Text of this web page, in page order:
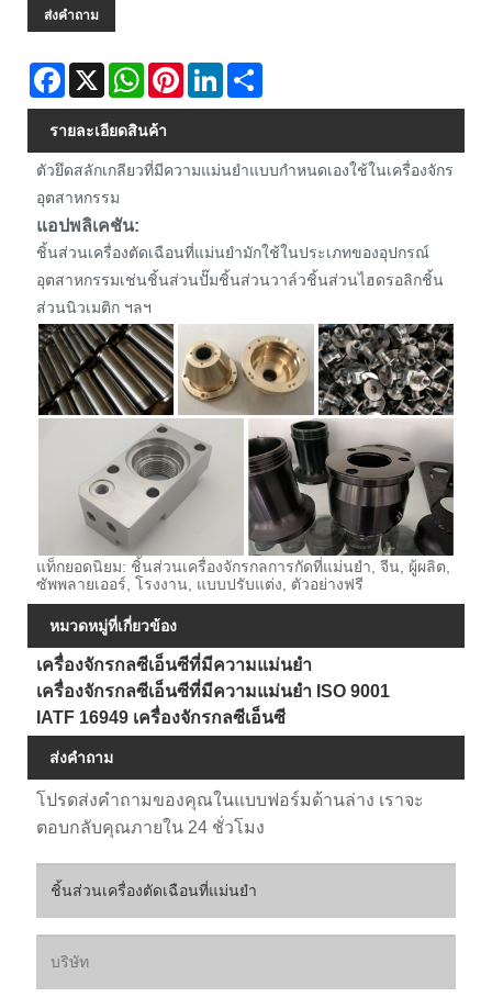
ส่งคำถาม
Facebook
X WhatsAppPinterestLinkedIn
รายละเอียดสินค้า
ตัวยึดสลักเกลียวที่มีความแม่นยำแบบกำหนดเองใช้ในเครื่องจักร
อุตสาหกรรม
แอปพลิเคชัน:
ชิ้นส่วนเครื่องตัดเฉือนที่แม่นยำมักใช้ในประเภทของอุปกรณ์
อุตสาหกรรมเช่นชิ้นส่วนปั๊มชิ้นส่วนวาล์วชิ้นส่วนไฮดรอลิกชิ้น
ส่วนนิวเมติก ฯลฯ
แท็กยอดนิยม: ชิ้นส่วนเครื่องจักรกลการกัดที่แม่นยำ, จีน, ผู้ผลิต,
ซัพพลายเออร์, โรงงาน, แบบปรับแต่ง, ตัวอย่างฟรี
หมวดหมู่ที่เกี่ยวข้อง
เครื่องจักรกลซีเอ็นซีที่มีความแม่นยำ
เครื่องจักรกลซีเอ็นซีที่มีความแม่นยำ ISO 9001
IATF 16949 เครื่องจักรกลซีเอ็นซี
ส่งคำถาม
โปรดส่งคำถามของคุณในแบบฟอร์มด้านล่าง เราจะ
ตอบกลับคุณภายใน 24 ชั่วโมง